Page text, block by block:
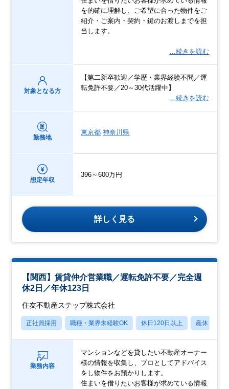
を的確に理解し、ご希望に合った物件をご
紹介・ご案内・契約・鍵のお渡しまでを担
当します。
…続きを読む
対象となる方
【第二新卒歓迎／学歴・業界経験不問／運
転免許不要／20～30代活躍中】
…続きを読む
勤務地
東京都 神奈川県
想定年収
396～600万円
詳しく見る
【関西】賃貸仲介営業職／運転免許不要／完全週
休2日／年休123日
住友不動産ステップ株式会社
正社員採用 職種・業界未経験OK 休日120日以上 産休・育休
業務内容
マンションなどを貸したい不動産オーナー
様の情報を収集し、プロとしてアドバイス
をし物件をお預かりします。
住まいを借りたいお客様が求めている情報